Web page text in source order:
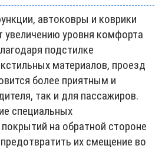
автоковры и коврики
увеличению уровня комфорта
подстилке
материалов, проезд
более приятным и
так и для пассажиров.
специальных
на обратной стороне
их смещение во